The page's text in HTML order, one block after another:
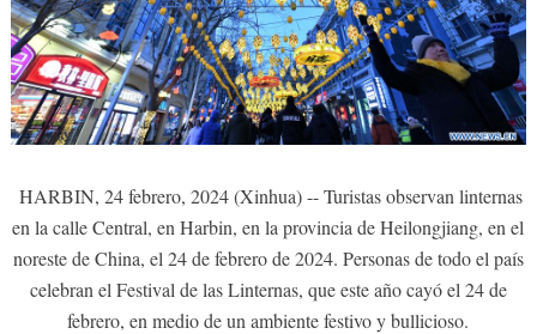
HARBIN, 24 febrero, 2024 (Xinhua) -- Turistas observan linternas
en la calle Central, en Harbin, en la provincia de Heilongjiang, en el
noreste de China, el 24 de febrero de 2024. Personas de todo el país
celebran el Festival de las Linternas, que este año cayó el 24 de
febrero, en medio de un ambiente festivo y bullicioso.